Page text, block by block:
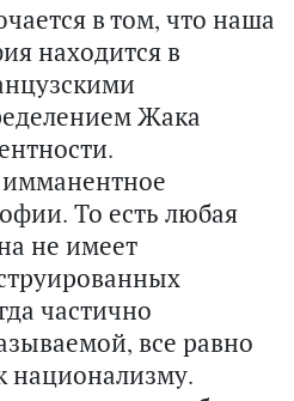
в том, что наша
находится в
Жака
То есть любая
не имеет
частично
все равно
национализму.